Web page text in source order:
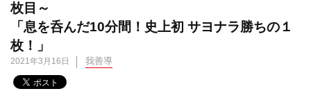
枚目～
「息を呑んだ10分間！史上初 サヨナラ勝ちの１
枚！」
2021年3月16日 我善導